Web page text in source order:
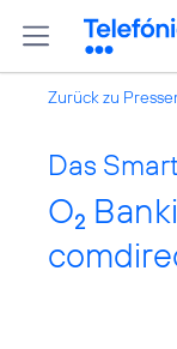
Zurück zu
Das
O2